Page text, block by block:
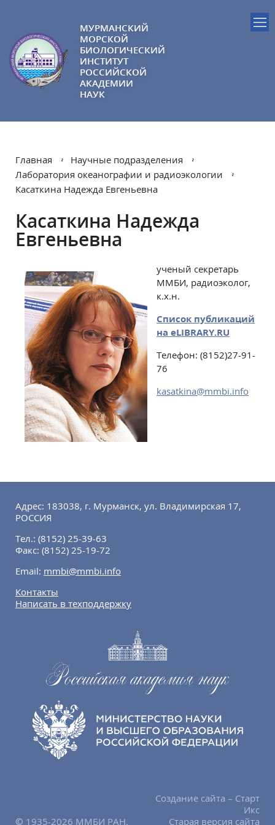
МУРМАНСКИЙ
МОРСКОЙ
БИОЛОГИЧЕСКИЙ
ИНСТИТУТ
РОССИЙСКОЙ
АКАДЕМИИ
НАУК
Главная
Научные подразделения
Лаборатория океанографии и радиоэкологии
Касаткина Надежда Евгеньевна
Касаткина Надежда
Евгеньевна
ученый секретарь
ММБИ, радиоэколог,
к.х.н.
Список публикаций
на еLIBRARY.RU
Телефон: (8152)27-91-
76
kasatkina@mmbi.info
Адрес: 183038, г. Мурманск, ул. Владимирская 17,
РОССИЯ
Тел.: (8152) 25-39-63
Факс: (8152) 25-19-72
Email: mmbi@mmbi.info
Контакты
Написать в техподдержку
© 1935-2026 ММБИ РАН.
Создание сайта – Старт
Икс
Старая версия сайта